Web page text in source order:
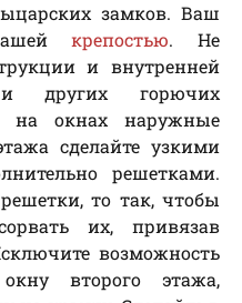
замков. Ваш
крепостью. Не
и внутренней
других горючих
на окнах наружные
сделайте узкими
решетками.
то так, чтобы
их, привязав
возможность
второго этажа,